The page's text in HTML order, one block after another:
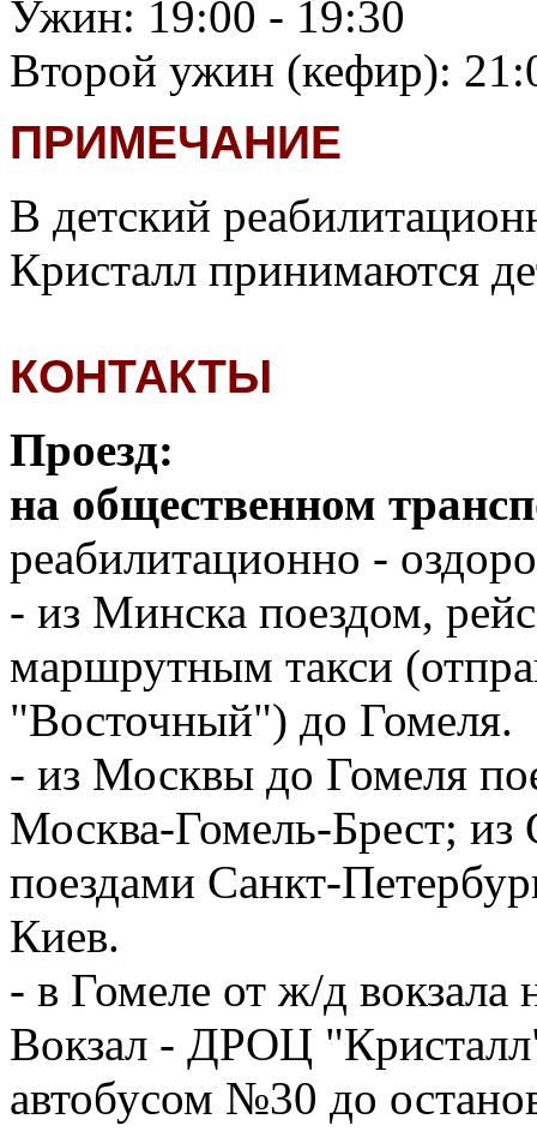
Ужин: 19:00 - 19:30
Второй ужин (кефир):
ПРИМЕЧАНИЕ
В детский
Кристалл принимаются
КОНТАКТЫ
Проезд:
на общественном
реабилитационно -
- из Минска поездом,
маршрутным такси
"Восточный") до Гомеля.
- из Москвы до Гомеля
Москва-Гомель-Брест; из
поездами Санкт-
Киев.
- в Гомеле от ж/д
Вокзал - ДРОЦ
автобусом №30 до